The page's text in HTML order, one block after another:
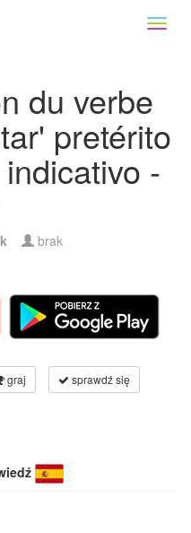
du verbe
pretérito
-
brak
graj sprawdź się